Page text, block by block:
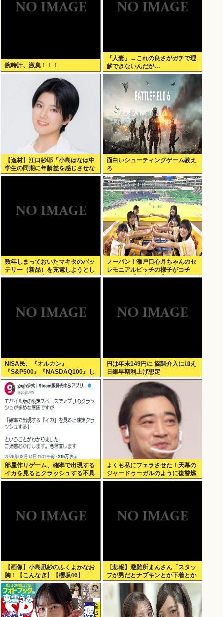
腕時計、激臭！！！
「人妻」←これの良さがガチで理
解できないんだが…
【逸材】江口紗耶「小島はなは中
学生の同期に年齢差を感じさせな
いように気を遣っているが、同期
面白いシューティングゲーム教え
ろ
数年しまっておいたマキタのバッ
テリー（新品）を充電しようとし
たらエラーで充電できないんだ
ノーバン！瀬戸口心月ちゃんのセ
レモニアルピッチの様子がコチ
ラ！！！【乃木坂46】
NISA民、『オルカン』
『S&P500』『NASDAQ100』し
か買わない
円は年末149円に 協調介入に加え
日銀早期利上げ想定
部屋作りゲーム、確率で出現する
イカを見るとクラッシュする不具
合が発生
よくも私にフェラさせた！天幕の
ジャードゥーガルのように復讐燃
える女性。ジャンポケ斎藤2500万
【画像】小島凪紗のふくよかなお
胸！【こんなぎ】【櫻坂46】
【悲報】避難所まんさん「スタッ
フが男だとナプキンとか下着とか
取りにくいの！！」